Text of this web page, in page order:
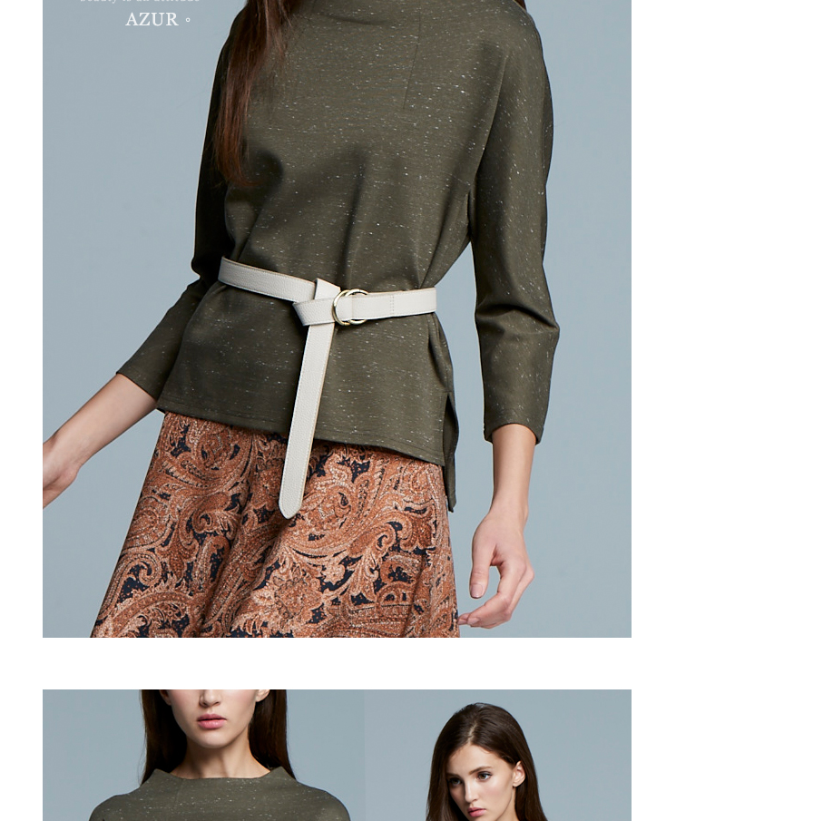
３．未成年的使用者請事先徵得法定代理人或監護人之同意方可使用
「AFTEE先享後付」，若未經同意申辦者引起之損失，本公司不負相關責
任。
４．使用「AFTEE先享後付」時，將依據個別帳號之用戶狀況，依本公司
即時審查核予不同之上限額度；若仍有額度不足之情形，本公司將視審查
結果請求用戶進行身份認證。
５．嚴禁一人註冊多個帳號或使用他人資訊註冊。若發現惡意使用之情
形，恩沛科技股份有限公司將有權停止該用戶之使用額度並採取法律行
動。